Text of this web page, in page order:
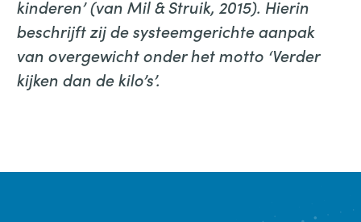
kinderen’ (van Mil & Struik, 2015). Hierin
beschrijft zij de systeemgerichte aanpak
van overgewicht onder het motto ‘Verder
kijken dan de kilo’s’.